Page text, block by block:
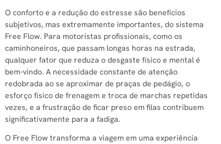
O conforto e a redução do estresse são benefícios
subjetivos, mas extremamente importantes, do sistema
Free Flow. Para motoristas profissionais, como os
caminhoneiros, que passam longas horas na estrada,
qualquer fator que reduza o desgaste físico e mental é
bem-vindo. A necessidade constante de atenção
redobrada ao se aproximar de praças de pedágio, o
esforço físico de frenagem e troca de marchas repetidas
vezes, e a frustração de ficar preso em filas contribuem
significativamente para a fadiga.
O Free Flow transforma a viagem em uma experiência